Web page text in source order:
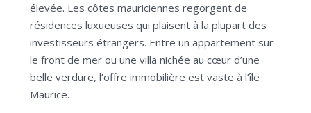
élevée. Les côtes mauriciennes regorgent de
résidences luxueuses qui plaisent à la plupart des
investisseurs étrangers. Entre un appartement sur
le front de mer ou une villa nichée au cœur d’une
belle verdure, l’offre immobilière est vaste à l’île
Maurice.